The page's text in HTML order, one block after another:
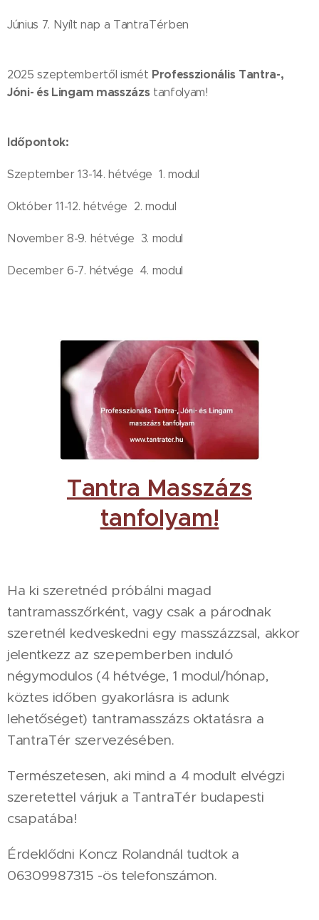
Június 7. Nyílt nap a TantraTérben
2025 szeptembertől ismét Professzionális Tantra-,
Jóni- és Lingam masszázstanfolyam!
Időpontok:
Szeptember 13-14. hétvége 1. modul
Október 11-12. hétvége 2. modul
November 8-9. hétvége 3. modul
December 6-7. hétvége 4. modul
Tantra Masszázs
tanfolyam!
Ha ki szeretnéd próbálni magad
tantramasszőrként, vagy csak a párodnak
szeretnél kedveskedni egy masszázzsal, akkor
jelentkezz az szepemberben induló
négymodulos (4 hétvége, 1 modul/hónap,
köztes időben gyakorlásra is adunk
lehetőséget) tantramasszázs oktatásra a
TantraTér szervezésében.
Természetesen, aki mind a 4 modult elvégzi
szeretettel várjuk a TantraTér budapesti
csapatába!
Érdeklődni Koncz Rolandnál tudtok a
06309987315 -ös telefonszámon.